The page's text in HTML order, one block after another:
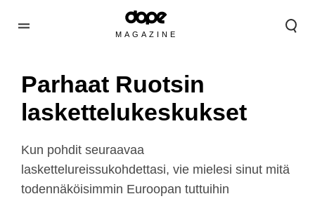
MAGAZINE
Parhaat Ruotsin
laskettelukeskukset
Kun pohdit seuraavaa
laskettelureissukohdettasi, vie mielesi sinut mitä
todennäköisimmin Euroopan tuttuihin